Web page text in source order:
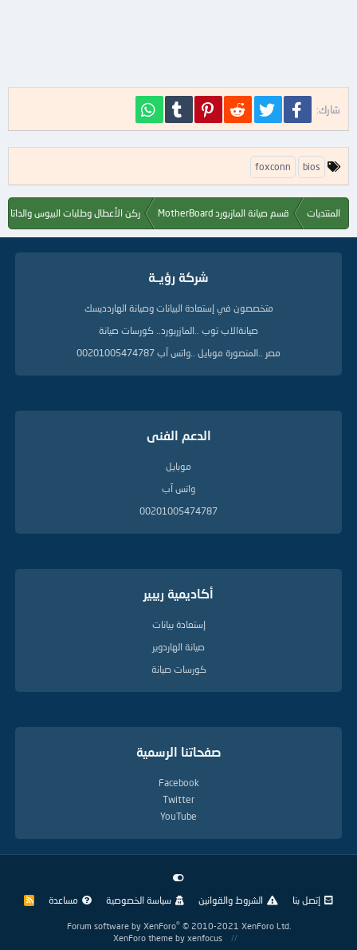
شارك: فيسبوك تويتر Reddit
Pinterest
Tumblr
ا
ل
م
ا
bios
foxconn
المنتديات قسم صيانة المازبورد MotherBoard ركن الأعطال وطلبات البيوس والداتا
شركة رؤيــة
متخصصون في إستعادة البيانات وصيانة الهاردديسك
صيانةالاب توب ..المازربورد.. كورسات صيانة
مصر ..المنصورة موبايل ..واتس آب 00201005474787
الدعم الفنى
موبايل
واتس آب
00201005474787
أكاديمية ريبير
إستعادة بيانات
صيانة الهاردوير
كورسات صيانة
صفحاتنا الرسمية
Facebook
Twitter
YouTube
إتصل بنا الشروط والقوانين سياسة الخصوصية مساعدة
R
Forum software by XenForo® © 2010-2021 XenForo Ltd.
XenForo theme by xenfocus